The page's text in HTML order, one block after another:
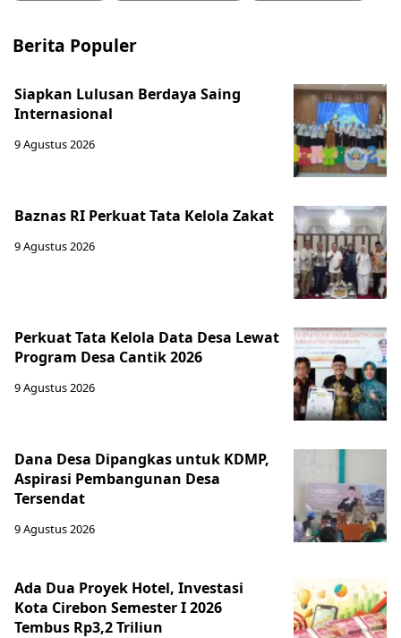
Berita Populer
Siapkan Lulusan Berdaya Saing
Internasional
9 Agustus 2026
Baznas RI Perkuat Tata Kelola Zakat
9 Agustus 2026
Perkuat Tata Kelola Data Desa Lewat
Program Desa Cantik 2026
9 Agustus 2026
Dana Desa Dipangkas untuk KDMP,
Aspirasi Pembangunan Desa
Tersendat
9 Agustus 2026
Ada Dua Proyek Hotel, Investasi
Kota Cirebon Semester I 2026
Tembus Rp3,2 Triliun